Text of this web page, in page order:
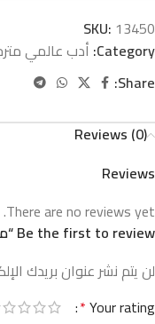
SKU: 13450
Category: أدب عالمي
Share:
Reviews (0)
Reviews
There are no reviews yet.
Be the first to review “متعة الادب”
لن يتم نشر عنوان بريدك
Your rating
*